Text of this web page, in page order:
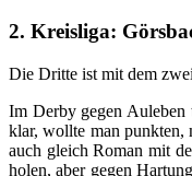
2. Kreisliga:
Die Dritte ist mit dem
Im Derby gegen Auleben
klar, wollte man punkten,
auch gleich Roman mit
holen, aber gegen